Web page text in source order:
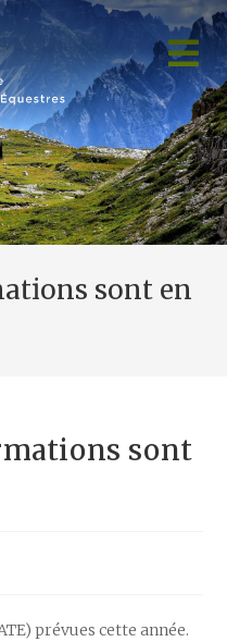
sont en
sont
prévues cette année.